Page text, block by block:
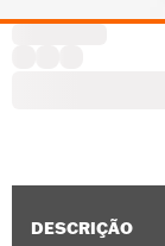
DESCRIÇÃO